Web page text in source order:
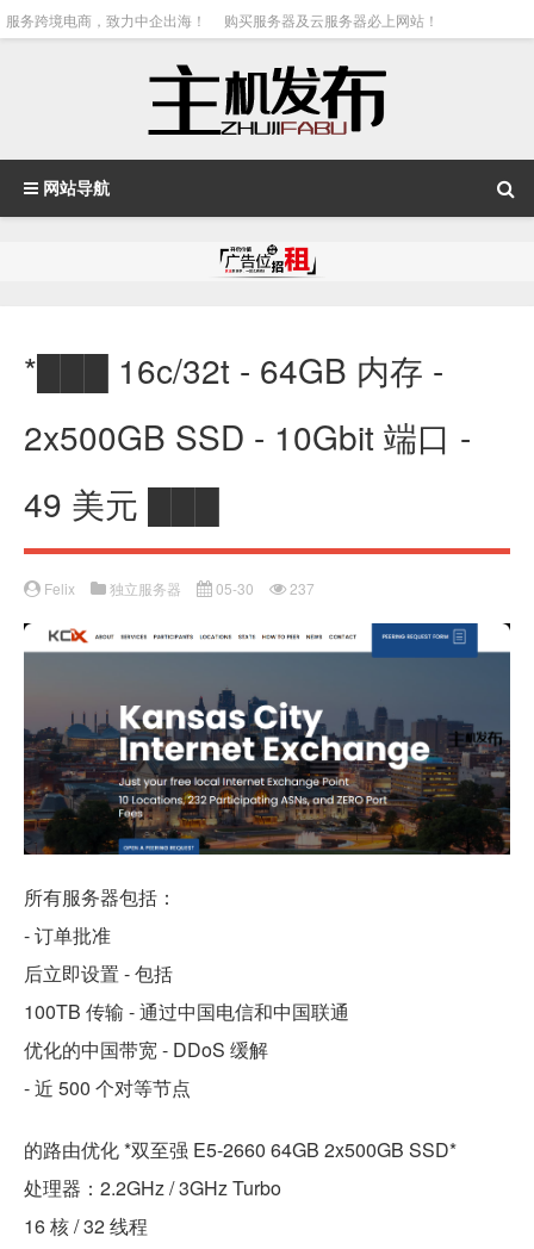
服务跨境电商，致力中企出海！ 购买服务器及云服务器必上网站！
网站导航
*███ 16c/32t - 64GB 内存 -
2x500GB SSD - 10Gbit 端口 -
49 美元 ███
Felix 独立服务器 05-30 237
所有服务器包括：
- 订单批准
后立即设置 - 包括
100TB 传输 - 通过中国电信和中国联通
优化的中国带宽 - DDoS 缓解
- 近 500 个对等节点
的路由优化 *双至强 E5-2660 64GB 2x500GB SSD*
处理器：2.2GHz / 3GHz Turbo
16 核 / 32 线程